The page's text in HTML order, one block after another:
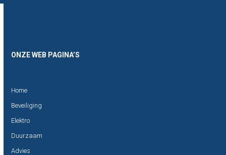
Skip
ONZE WEB PAGINA’S
Home
Beveiliging
Elektro
Duurzaam
Advies